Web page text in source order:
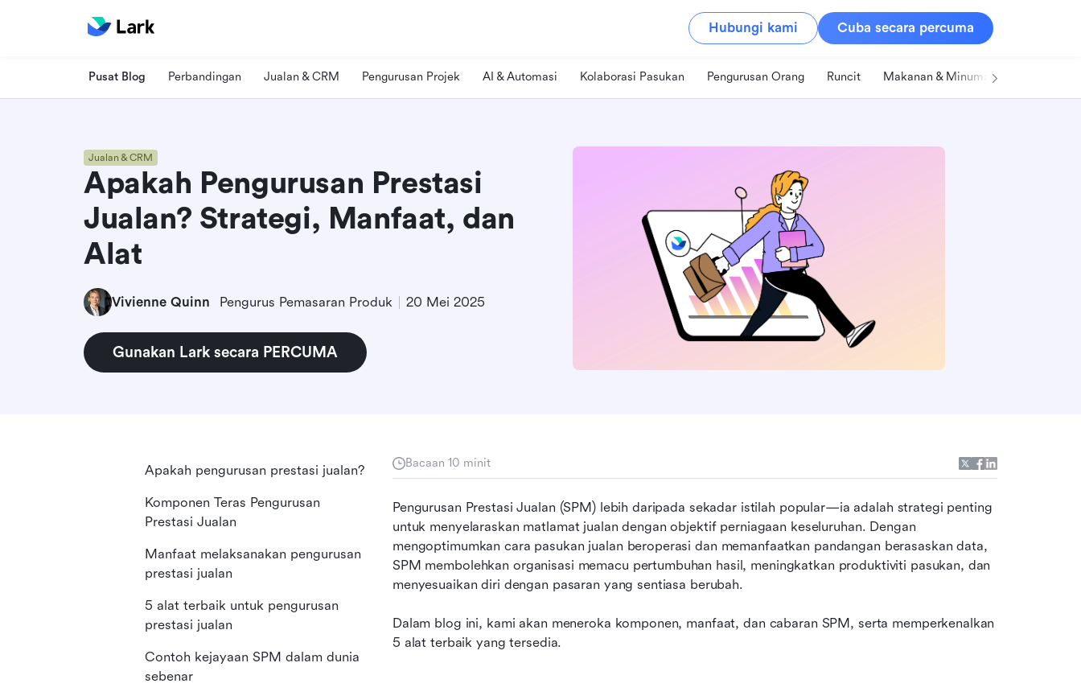
Hubungi kami Cuba secara percuma
Pusat Blog Perbandingan Jualan & CRM Pengurusan Projek AI & Automasi Kolaborasi Pasukan Pengurusan Orang Runcit Makanan & Minuman
Jualan & CRM
Apakah Pengurusan Prestasi
Jualan? Strategi, Manfaat, dan
Alat
Vivienne Quinn Pengurus Pemasaran Produk 20 Mei 2025
Gunakan Lark secara PERCUMA
Bacaan 10 minit
Pengurusan Prestasi Jualan (SPM) lebih daripada sekadar istilah popular—ia adalah strategi penting
untuk menyelaraskan matlamat jualan dengan objektif perniagaan keseluruhan. Dengan
mengoptimumkan cara pasukan jualan beroperasi dan memanfaatkan pandangan berasaskan data,
SPM membolehkan organisasi memacu pertumbuhan hasil, meningkatkan produktiviti pasukan, dan
menyesuaikan diri dengan pasaran yang sentiasa berubah.
Dalam blog ini, kami akan meneroka komponen, manfaat, dan cabaran SPM, serta memperkenalkan
5 alat terbaik yang tersedia.
Apakah pengurusan prestasi jualan?
Komponen Teras Pengurusan
Prestasi Jualan
Manfaat melaksanakan pengurusan
prestasi jualan
5 alat terbaik untuk pengurusan
prestasi jualan
Contoh kejayaan SPM dalam dunia
sebenar